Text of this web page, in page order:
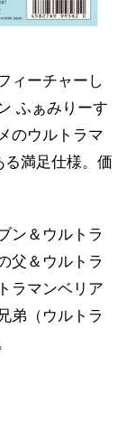
ィーチャーし
ふぁみりーす
のウルトラマ
満足仕様。価
ン＆ウルトラ
父＆ウルトラ
ラマンベリア
弟（ウルトラ